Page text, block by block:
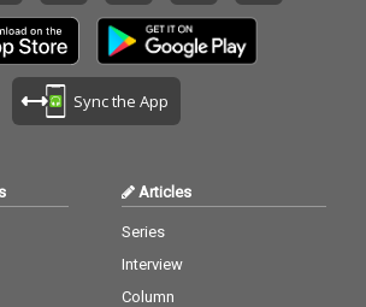
Sync the App
Articles
Series
Interview
Column